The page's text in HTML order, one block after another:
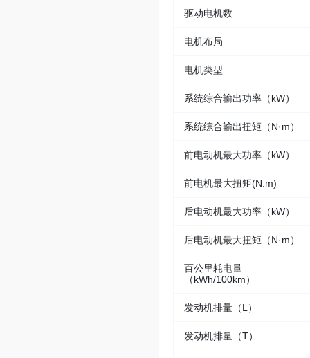
驱动电机数
电机布局
电机类型
系统综合输出功率（kW）
系统综合输出扭矩（N·m）
前电动机最大功率（kW）
前电机最大扭矩(N.m)
后电动机最大功率（kW）
后电动机最大扭矩（N·m）
百公里耗电量
（kWh/100km）
发动机排量（L）
发动机排量（T）